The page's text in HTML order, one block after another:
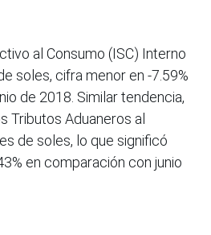
al Consumo (ISC) Interno
soles, cifra menor en -7.59%
de 2018. Similar tendencia,
Tributos Aduaneros al
de soles, lo que significó
en comparación con junio